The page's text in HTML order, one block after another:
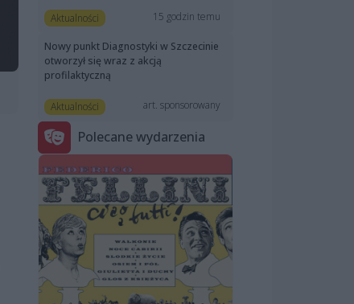
Aktualności 15 godzin temu
Nowy punkt Diagnostyki w Szczecinie
otworzył się wraz z akcją
profilaktyczną
Aktualności art. sponsorowany
Polecane wydarzenia